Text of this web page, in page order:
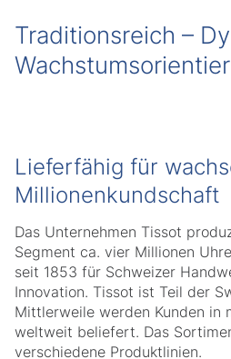
Traditionsreich –
Lieferfähig für
Millionenkundschaft
Das Unternehmen Tissot
Segment ca. vier Millionen
seit 1853 für Schweizer
Innovation. Tissot ist Teil der
Mittlerweile werden Kunden in
weltweit beliefert. Das
verschiedene Produktlinien.